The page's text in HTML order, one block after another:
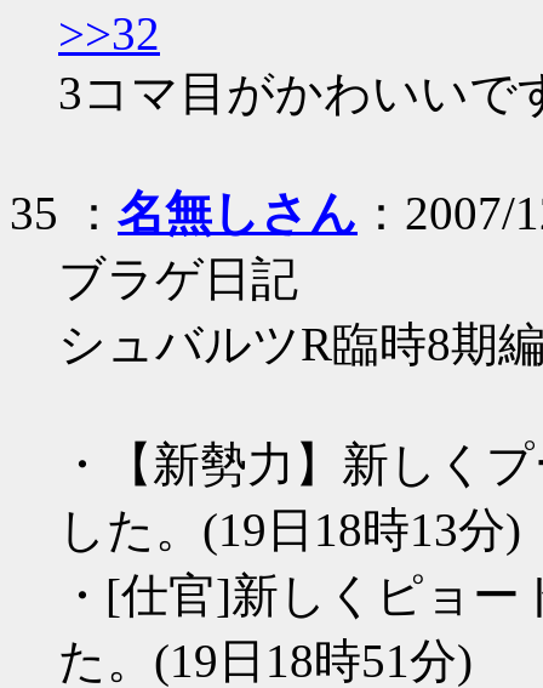
>>32
3コマ目がかわいいで
35 ： 名無しさん ：
ブラゲ日記
シュバルツR臨時8期
・【新勢力】新しく
した。(19日18時13分)
・[仕官]新しくピョ
た。(19日18時51分)